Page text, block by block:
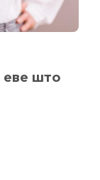
еве што